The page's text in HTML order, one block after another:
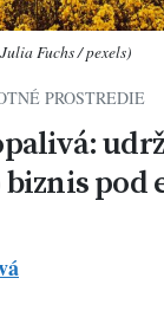
Fuchs / pexels)
PROSTREDIE
pod